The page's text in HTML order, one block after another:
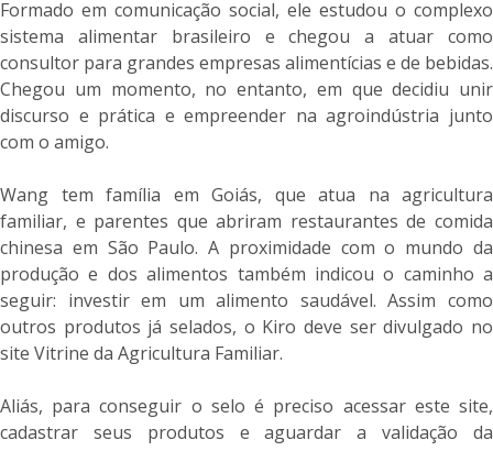
Formado em comunicação social, ele estudou o complexo
sistema alimentar brasileiro e chegou a atuar como
consultor para grandes empresas alimentícias e de bebidas.
Chegou um momento, no entanto, em que decidiu unir
discurso e prática e empreender na agroindústria junto
com o amigo.
Wang tem família em Goiás, que atua na agricultura
familiar, e parentes que abriram restaurantes de comida
chinesa em São Paulo. A proximidade com o mundo da
produção e dos alimentos também indicou o caminho a
seguir: investir em um alimento saudável. Assim como
outros produtos já selados, o Kiro deve ser divulgado no
site Vitrine da Agricultura Familiar.
Aliás, para conseguir o selo é preciso acessar este site,
cadastrar seus produtos e aguardar a validação da